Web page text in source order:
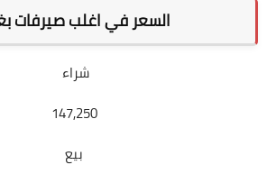
السعر في اغلب صيرفات
شراء
147,250
بيع